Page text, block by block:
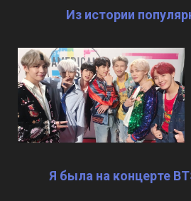
Из истории
Я была на концерте